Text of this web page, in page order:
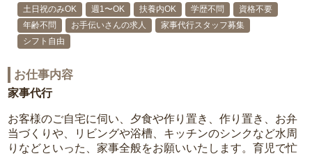
土日祝のみOK 週1〜OK 扶養内OK 学歴不問
資格不要
年齢不問
お手伝いさんの求人
家事代行スタッフ募集
シフト自由
お仕事内容
家事代行
お客様のご自宅に伺い、夕食や作り置き、作り置き、お弁
当づくりや、リビングや浴槽、キッチンのシンクなど水周
りなどといった、家事全般をお願いいたします。育児で忙